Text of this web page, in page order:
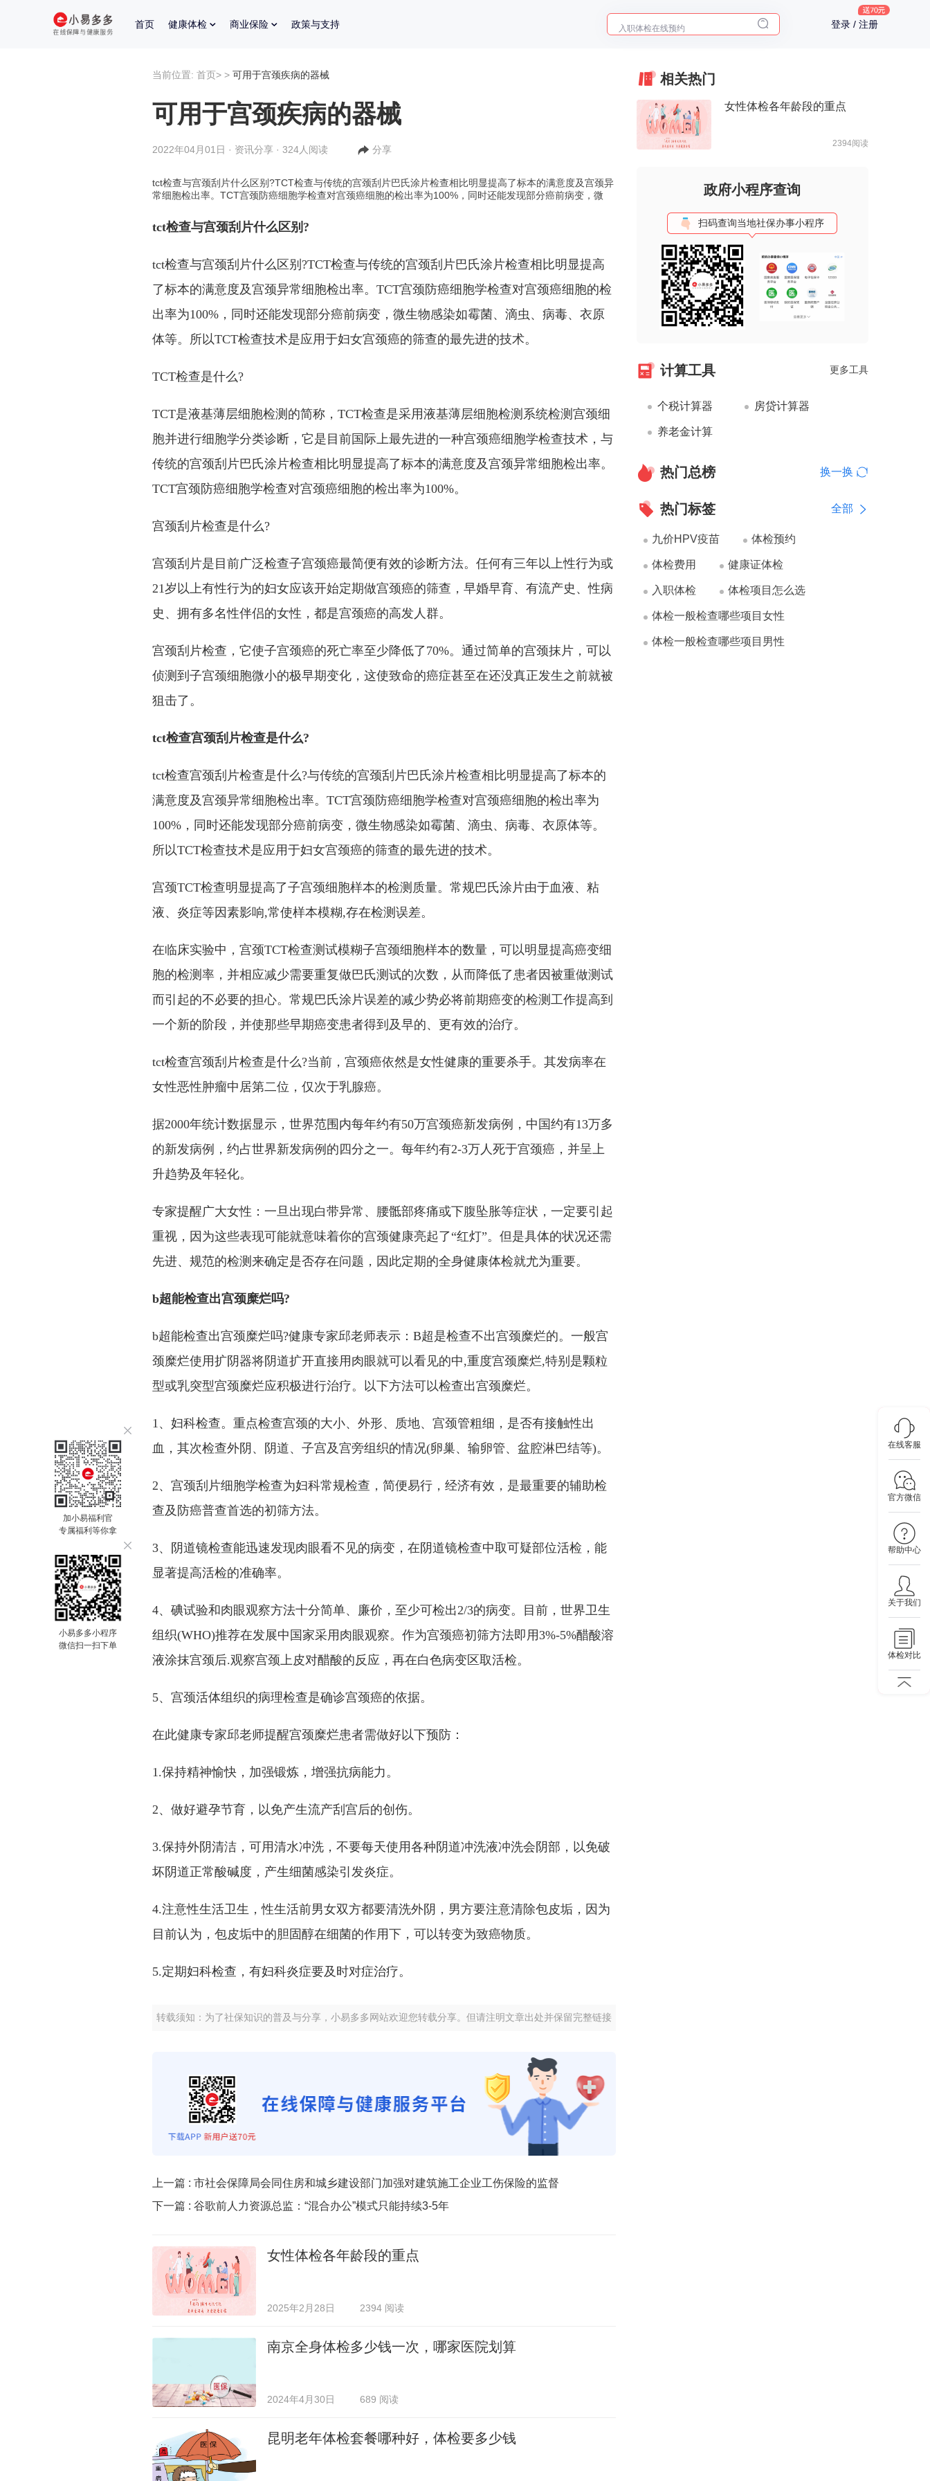
首页 健康体检 商业保险 政策与支持 2025年了，给父母预约体检 登录 / 注册
在线客服
官方微信
帮助中心
关于我们
体检对比
加小易福利官
专属福利等你拿
小易多多小程序
微信扫一扫下单
当前位置: 首页> > 可用于宫颈疾病的器械
可用于宫颈疾病的器械
2022年04月01日 · 资讯分享 · 324人阅读 分享
tct检查与宫颈刮片什么区别?TCT检查与传统的宫颈刮片巴氏涂片检查相比明显提高了标本的满意度及宫颈异
常细胞检出率。TCT宫颈防癌细胞学检查对宫颈癌细胞的检出率为100%，同时还能发现部分癌前病变，微
tct检查与宫颈刮片什么区别?
tct检查与宫颈刮片什么区别?TCT检查与传统的宫颈刮片巴氏涂片检查相比明显提高
了标本的满意度及宫颈异常细胞检出率。TCT宫颈防癌细胞学检查对宫颈癌细胞的检
出率为100%，同时还能发现部分癌前病变，微生物感染如霉菌、滴虫、病毒、衣原
体等。所以TCT检查技术是应用于妇女宫颈癌的筛查的最先进的技术。
TCT检查是什么?
TCT是液基薄层细胞检测的简称，TCT检查是采用液基薄层细胞检测系统检测宫颈细
胞并进行细胞学分类诊断，它是目前国际上最先进的一种宫颈癌细胞学检查技术，与
传统的宫颈刮片巴氏涂片检查相比明显提高了标本的满意度及宫颈异常细胞检出率。
TCT宫颈防癌细胞学检查对宫颈癌细胞的检出率为100%。
宫颈刮片检查是什么?
宫颈刮片是目前广泛检查子宫颈癌最简便有效的诊断方法。任何有三年以上性行为或
21岁以上有性行为的妇女应该开始定期做宫颈癌的筛查，早婚早育、有流产史、性病
史、拥有多名性伴侣的女性，都是宫颈癌的高发人群。
宫颈刮片检查，它使子宫颈癌的死亡率至少降低了70%。通过简单的宫颈抹片，可以
侦测到子宫颈细胞微小的极早期变化，这使致命的癌症甚至在还没真正发生之前就被
狙击了。
tct检查宫颈刮片检查是什么?
tct检查宫颈刮片检查是什么?与传统的宫颈刮片巴氏涂片检查相比明显提高了标本的
满意度及宫颈异常细胞检出率。TCT宫颈防癌细胞学检查对宫颈癌细胞的检出率为
100%，同时还能发现部分癌前病变，微生物感染如霉菌、滴虫、病毒、衣原体等。
所以TCT检查技术是应用于妇女宫颈癌的筛查的最先进的技术。
宫颈TCT检查明显提高了子宫颈细胞样本的检测质量。常规巴氏涂片由于血液、粘
液、炎症等因素影响,常使样本模糊,存在检测误差。
在临床实验中，宫颈TCT检查测试模糊子宫颈细胞样本的数量，可以明显提高癌变细
胞的检测率，并相应减少需要重复做巴氏测试的次数，从而降低了患者因被重做测试
而引起的不必要的担心。常规巴氏涂片误差的减少势必将前期癌变的检测工作提高到
一个新的阶段，并使那些早期癌变患者得到及早的、更有效的治疗。
tct检查宫颈刮片检查是什么?当前，宫颈癌依然是女性健康的重要杀手。其发病率在
女性恶性肿瘤中居第二位，仅次于乳腺癌。
据2000年统计数据显示，世界范围内每年约有50万宫颈癌新发病例，中国约有13万多
的新发病例，约占世界新发病例的四分之一。每年约有2-3万人死于宫颈癌，并呈上
升趋势及年轻化。
专家提醒广大女性：一旦出现白带异常、腰骶部疼痛或下腹坠胀等症状，一定要引起
重视，因为这些表现可能就意味着你的宫颈健康亮起了“红灯”。但是具体的状况还需
先进、规范的检测来确定是否存在问题，因此定期的全身健康体检就尤为重要。
b超能检查出宫颈糜烂吗?
b超能检查出宫颈糜烂吗?健康专家邱老师表示：B超是检查不出宫颈糜烂的。一般宫
颈糜烂使用扩阴器将阴道扩开直接用肉眼就可以看见的中,重度宫颈糜烂,特别是颗粒
型或乳突型宫颈糜烂应积极进行治疗。以下方法可以检查出宫颈糜烂。
1、妇科检查。重点检查宫颈的大小、外形、质地、宫颈管粗细，是否有接触性出
血，其次检查外阴、阴道、子宫及宫旁组织的情况(卵巢、输卵管、盆腔淋巴结等)。
2、宫颈刮片细胞学检查为妇科常规检查，简便易行，经济有效，是最重要的辅助检
查及防癌普查首选的初筛方法。
3、阴道镜检查能迅速发现肉眼看不见的病变，在阴道镜检查中取可疑部位活检，能
显著提高活检的准确率。
4、碘试验和肉眼观察方法十分简单、廉价，至少可检出2/3的病变。目前，世界卫生
组织(WHO)推荐在发展中国家采用肉眼观察。作为宫颈癌初筛方法即用3%-5%醋酸溶
液涂抹宫颈后.观察宫颈上皮对醋酸的反应，再在白色病变区取活检。
5、宫颈活体组织的病理检查是确诊宫颈癌的依据。
在此健康专家邱老师提醒宫颈糜烂患者需做好以下预防：
1.保持精神愉快，加强锻炼，增强抗病能力。
2、做好避孕节育，以免产生流产刮宫后的创伤。
3.保持外阴清洁，可用清水冲洗，不要每天使用各种阴道冲洗液冲洗会阴部，以免破
坏阴道正常酸碱度，产生细菌感染引发炎症。
4.注意性生活卫生，性生活前男女双方都要清洗外阴，男方要注意清除包皮垢，因为
目前认为，包皮垢中的胆固醇在细菌的作用下，可以转变为致癌物质。
5.定期妇科检查，有妇科炎症要及时对症治疗。
转载须知：为了社保知识的普及与分享，小易多多网站欢迎您转载分享。但请注明文章出处并保留完整链接
上一篇 : 市社会保障局会同住房和城乡建设部门加强对建筑施工企业工伤保险的监督
下一篇 : 谷歌前人力资源总监：“混合办公”模式只能持续3-5年
女性体检各年龄段的重点
2025年2月28日 2394 阅读
南京全身体检多少钱一次，哪家医院划算
2024年4月30日 689 阅读
昆明老年体检套餐哪种好，体检要多少钱
相关热门
女性体检各年龄段的重点
2394阅读
政府小程序查询
扫码查询当地社保办事小程序
计算工具 更多工具
个税计算器 房贷计算器
养老金计算
热门总榜 换一换
热门标签 全部
九价HPV疫苗 体检预约
体检费用 健康证体检
入职体检 体检项目怎么选
体检一般检查哪些项目女性
体检一般检查哪些项目男性